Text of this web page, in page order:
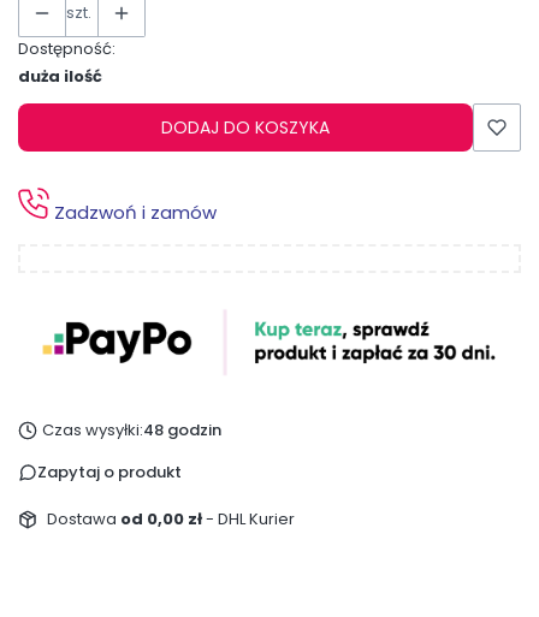
szt.
Dostępność:
duża ilość
DODAJ DO KOSZYKA
Zadzwoń i zamów
Czas wysyłki:48 godzin
Zapytaj o produkt
Dostawa od 0,00 zł- DHL Kurier